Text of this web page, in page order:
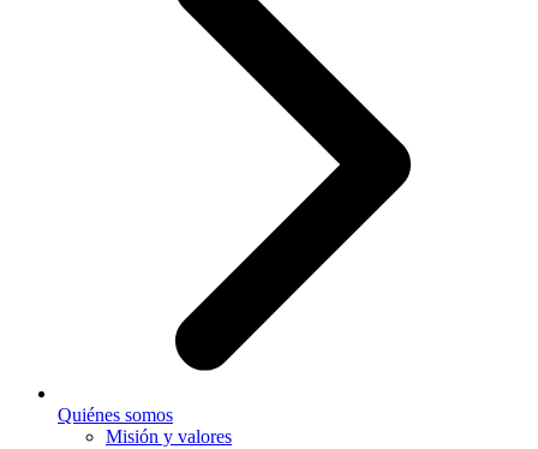
Quiénes somos
Misión y valores